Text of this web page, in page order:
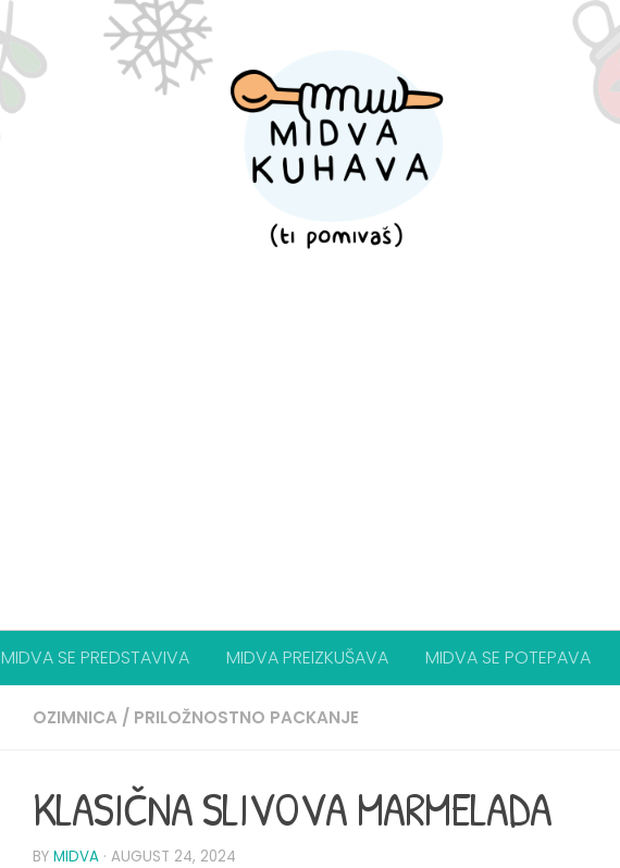
MIDVA SE PREDSTAVIVA MIDVA PREIZKUŠAVA MIDVA SE POTEPAVA
OZIMNICA / PRILOŽNOSTNO PACKANJE
KLASIČNA SLIVOVA MARMELADA
BY MIDVA · AUGUST 24, 2024